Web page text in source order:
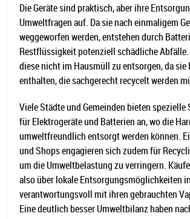
Die Geräte sind praktisch, aber ihre
Umweltfragen auf. Da sie nach einmaligem
weggeworfen werden, entstehen durch
Restflüssigkeit potenziell schädliche
diese nicht im Hausmüll zu entsorgen, da sie
enthalten, die sachgerecht recycelt werden
Viele Städte und Gemeinden bieten spezielle
für Elektrogeräte und Batterien an, wo die
umweltfreundlich entsorgt werden können.
und Shops engagieren sich zudem für
um die Umweltbelastung zu verringern.
also über lokale Entsorgungsmöglichkeiten
verantwortungsvoll mit ihren gebrauchten
Eine deutlich besser Umweltbilanz haben